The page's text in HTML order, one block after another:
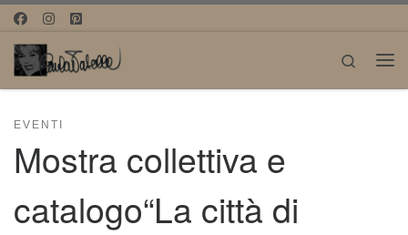
Passa al contenuto
Search
EVENTI
Mostra collettiva e
catalogo“La città di